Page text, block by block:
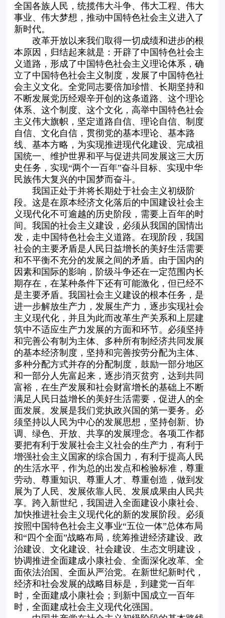
全国各族人民，统揽伟大斗争、伟大工程、伟大
事业、伟大梦想，推动中国特色社会主义进入了
新时代。
改革开放以来我们取得一切成绩和进步的根
本原因，归结起来就是：开辟了中国特色社会主
义道路，形成了中国特色社会主义理论体系，确
立了中国特色社会主义制度，发展了中国特色社
会主义文化。全党同志要倍加珍惜、长期坚持和
不断发展党历经艰辛开创的这条道路、这个理论
体系、这个制度、这个文化，高举中国特色社会
主义伟大旗帜，坚定道路自信、理论自信、制度
自信、文化自信，贯彻党的基本理论、基本路
线、基本方略，为实现推进现代化建设、完成祖
国统一、维护世界和平与促进共同发展这三大历
史任务，实现“两个一百年”奋斗目标、实现中华
民族伟大复兴的中国梦而奋斗。
我国正处于并将长期处于社会主义初级阶
段。这是在原本经济文化落后的中国建设社会主
义现代化不可逾越的历史阶段，需要上百年的时
间。我国的社会主义建设，必须从我国的国情出
发，走中国特色社会主义道路。在现阶段，我国
社会的主要矛盾是人民日益增长的美好生活需要
和不平衡不充分的发展之间的矛盾。由于国内的
因素和国际的影响，阶级斗争还在一定范围内长
期存在，在某种条件下还有可能激化，但已经不
是主要矛盾。我国社会主义建设的根本任务，是
进一步解放生产力，发展生产力，逐步实现社会
主义现代化，并且为此而改革生产关系和上层建
筑中不适应生产力发展的方面和环节。必须坚持
和完善公有制为主体、多种所有制经济共同发展
的基本经济制度，坚持和完善按劳分配为主体、
多种分配方式并存的分配制度，鼓励一部分地区
和一部分人先富起来，逐步消灭贫穷，达到共同
富裕，在生产发展和社会财富增长的基础上不断
满足人民日益增长的美好生活需要，促进人的全
面发展。发展是我们党执政兴国的第一要务。必
须坚持以人民为中心的发展思想，坚持创新、协
调、绿色、开放、共享的发展理念。各项工作都
要把有利于发展社会主义社会的生产力，有利于
增强社会主义国家的综合国力，有利于提高人民
的生活水平，作为总的出发点和检验标准，尊重
劳动、尊重知识、尊重人才、尊重创造，做到发
展为了人民、发展依靠人民、发展成果由人民共
享。跨入新世纪，我国进入全面建设小康社会、
加快推进社会主义现代化的新的发展阶段。必须
按照中国特色社会主义事业“五位一体”总体布局
和“四个全面”战略布局，统筹推进经济建设、政
治建设、文化建设、社会建设、生态文明建设，
协调推进全面建成小康社会、全面深化改革、全
面依法治国、全面从严治党。在新世纪新时代，
经济和社会发展的战略目标是，到建党一百年
时，全面建成小康社会；到新中国成立一百年
时，全面建成社会主义现代化强国。